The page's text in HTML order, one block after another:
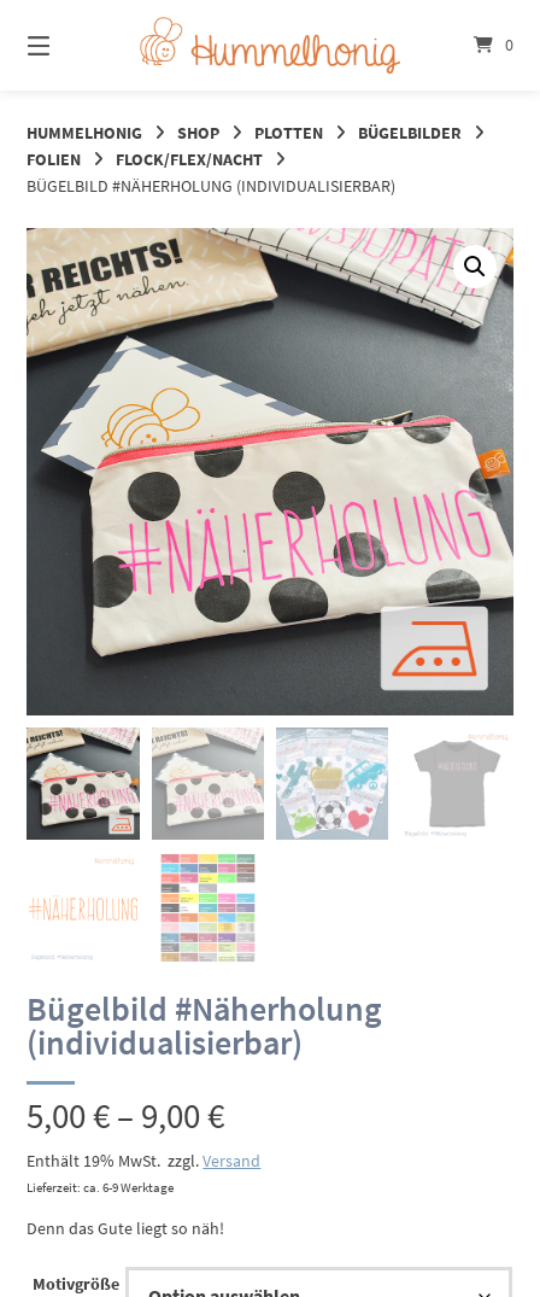
zum
Inhalt
0
HUMMELHONIG SHOP PLOTTEN
BÜGELBILDER
FOLIEN
FLOCK/FLEX/NACHT
BÜGELBILD #NÄHERHOLUNG (INDIVIDUALISIERBAR)
Bügelbild #Näherholung
(individualisierbar)
5,00€– 9,00€Preisspanne:
5,00 €
9,00 €
Enthält 19% MwSt. zzgl.Versand
Lieferzeit: ca. 6-9 Werktage
Denn das Gute liegt so näh!
Motivgröße